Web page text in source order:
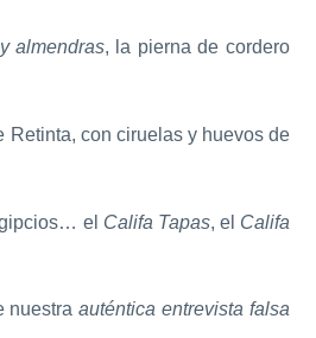
almendras, la pierna de cordero
Retinta, con ciruelas y huevos de
el Califa Tapas, el Califa
nuestraauténtica entrevista falsa